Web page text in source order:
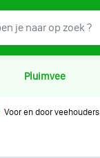
Pluimvee
Voor en door veehouders